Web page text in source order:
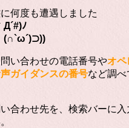
何度も遭遇しました
Д´#)ﾉ
い合わせの電話番号やオペ
ガイダンスの番号など調べ
合わせ先を、検索バーに